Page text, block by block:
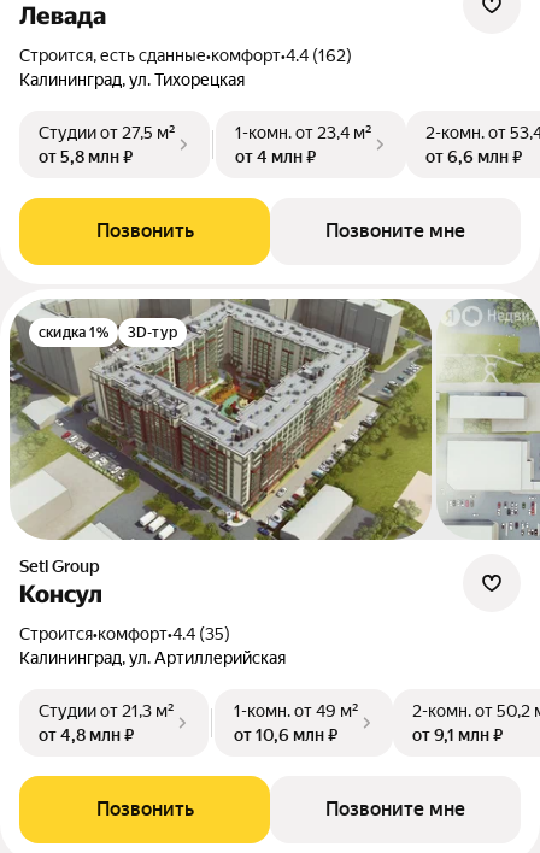
Левада
Строится, есть сданные•комфорт•4.4 (162)
Калининград, ул. Тихорецкая
Студииот 27,5 м²
от 5,8 млн ₽
1-комн.от 23,4 м²
от 4 млн ₽
2-комн.от
от 6,6 млн ₽
Позвонить Позвоните мне
скидка 1% 3D-тур
Setl Group
Консул
Строится•комфорт•4.4 (35)
Калининград, ул. Артиллерийская
Студииот 21,3 м²
от 4,8 млн ₽
1-комн.от 49 м²
от 10,6 млн ₽
2-комн.от 50,2
от 9,1 млн ₽
Позвонить Позвоните мне